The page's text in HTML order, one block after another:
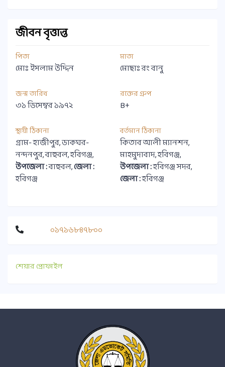
জীবন বৃত্তান্ত
পিতা
মোঃ ইসলাম উদ্দিন
মাতা
মোছাঃ রং বানু
জন্ম তারিখ
৩১ ডিসেম্বর ১৯৭২
রক্তের গ্রুপ
B+
স্থায়ী ঠিকানা
গ্রাম- হাজীপুর, ডাকঘর-
নন্দনপুর, বাহুবল, হবিগঞ্জ,
উপজেলা :বাহুবল,জেলা :
হবিগঞ্জ
বর্তমান ঠিকানা
কিতাব আলী ম্যানশন,
মাহমুদাবাদ, হবিগঞ্জ,
উপজেলা :হবিগঞ্জ সদর,
জেলা :হবিগঞ্জ
০১৭১৬৮৪৭৮০০
শেয়ার প্রোফাইল